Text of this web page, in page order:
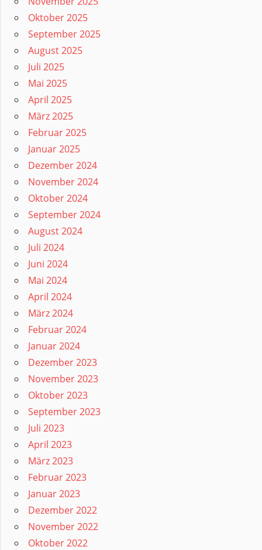
Oktober 2025
September 2025
August 2025
Juli 2025
Mai 2025
April 2025
März 2025
Februar 2025
Januar 2025
Dezember 2024
November 2024
Oktober 2024
September 2024
August 2024
Juli 2024
Juni 2024
Mai 2024
April 2024
März 2024
Februar 2024
Januar 2024
Dezember 2023
November 2023
Oktober 2023
September 2023
Juli 2023
April 2023
März 2023
Februar 2023
Januar 2023
Dezember 2022
November 2022
Oktober 2022